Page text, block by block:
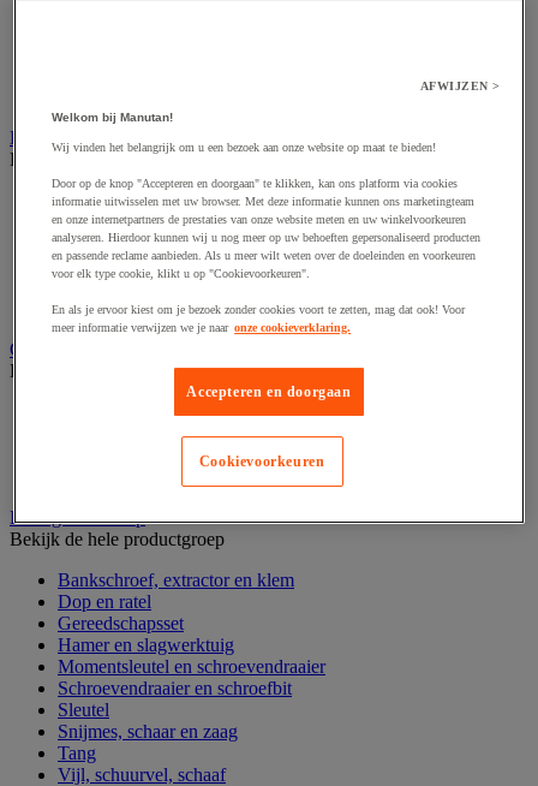
Elektrische toebehoren en verlichting
Bekijk de hele productgroep
Accessoires voor elektrisch schakelpaneel
Batterij, oplader en kabel
Elektrische kabel
Elektrische uitrusting
Verlengsnoer, stekkerdoos en kapelhaspel
Wandcontactdoos en schakelaar
Gereedschap opbergen
Bekijk de hele productgroep
Assortimentsdoos en gereedschapkoffer
Gereedschapskist en opbergtas
Gereedschapskoffer en versterkte kist
Handgereedschap
Bekijk de hele productgroep
Bankschroef, extractor en klem
Dop en ratel
Gereedschapsset
Hamer en slagwerktuig
Momentsleutel en schroevendraaier
Schroevendraaier en schroefbit
Sleutel
Snijmes, schaar en zaag
Tang
Vijl, schuurvel, schaaf
AFWIJZEN >
Welkom bij Manutan!
Wij vinden het belangrijk om u een bezoek aan onze website op maat te bieden!
Door op de knop "Accepteren en doorgaan" te klikken, kan ons platform via cookies
informatie uitwisselen met uw browser. Met deze informatie kunnen ons marketingteam
en onze internetpartners de prestaties van onze website meten en uw winkelvoorkeuren
analyseren. Hierdoor kunnen wij u nog meer op uw behoeften gepersonaliseerd producten
en passende reclame aanbieden. Als u meer wilt weten over de doeleinden en voorkeuren
voor elk type cookie, klikt u op "Cookievoorkeuren".
En als je ervoor kiest om je bezoek zonder cookies voort te zetten, mag dat ook! Voor
meer informatie verwijzen we je naar onze cookieverklaring.
Accepteren en doorgaan
Cookievoorkeuren